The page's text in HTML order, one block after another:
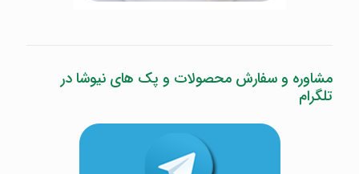
مشاوره و سفارش محصولات و پک های نیوشا در
تلگرام